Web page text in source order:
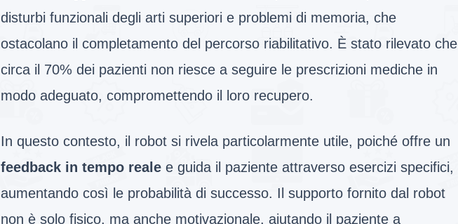
disturbi funzionali degli arti superiori e problemi di memoria, che
ostacolano il completamento del percorso riabilitativo. È stato rilevato che
circa il 70% dei pazienti non riesce a seguire le prescrizioni mediche in
modo adeguato, compromettendo il loro recupero.
In questo contesto, il robot si rivela particolarmente utile, poiché offre un
feedback in tempo reale e guida il paziente attraverso esercizi specifici,
aumentando così le probabilità di successo. Il supporto fornito dal robot
non è solo fisico, ma anche motivazionale, aiutando il paziente a